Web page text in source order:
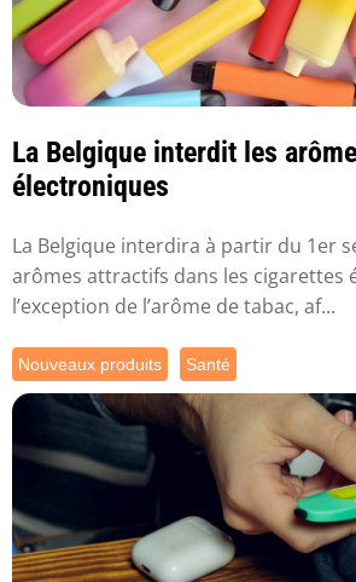
La Belgique interdit les
électroniques
La Belgique interdira à partir du 1er
arômes attractifs dans les cigarettes
l’exception de l’arôme de tabac, af...
Nouveaux produits Santé